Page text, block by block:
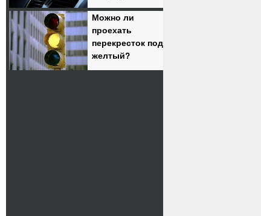
Можно ли
проехать
перекресток под
желтый?